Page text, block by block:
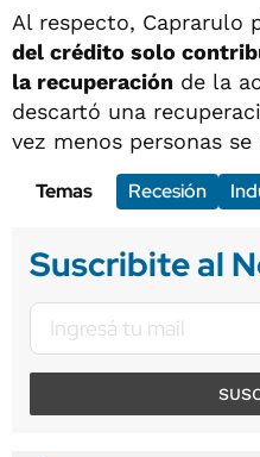
Al respecto, Caprarulo
del crédito solo
la recuperación de la
descartó una
vez menos personas
Temas
Recesión
Suscribite al